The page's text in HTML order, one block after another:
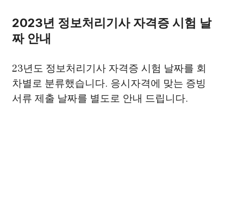
2023년 정보처리기사 자격증 시험 날
짜 안내
23년도 정보처리기사 자격증 시험 날짜를 회
차별로 분류했습니다. 응시자격에 맞는 증빙
서류 제출 날짜를 별도로 안내 드립니다.